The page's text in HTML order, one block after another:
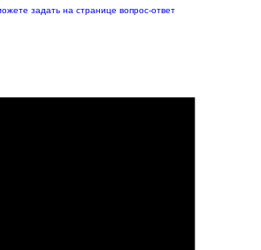
задать на странице вопрос-ответ